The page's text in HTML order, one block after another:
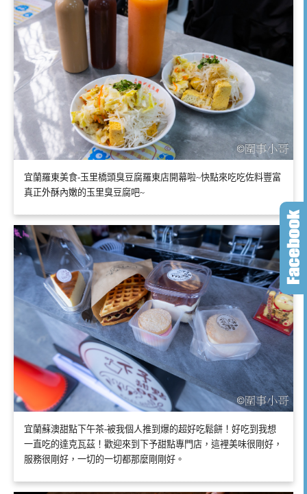
宜蘭羅東美食-玉里橋頭臭豆腐羅東店開幕啦~快點來吃吃佐料豐富
真正外酥內嫩的玉里臭豆腐吧~
宜蘭蘇澳甜點下午茶-被我個人推到爆的超好吃鬆餅！好吃到我想
一直吃的達克瓦茲！歡迎來到下予甜點專門店，這裡美味很剛好，
服務很剛好，一切的一切都那麼剛剛好。